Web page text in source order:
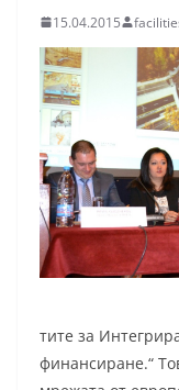
15.04.2015
тите за
финансиране.“